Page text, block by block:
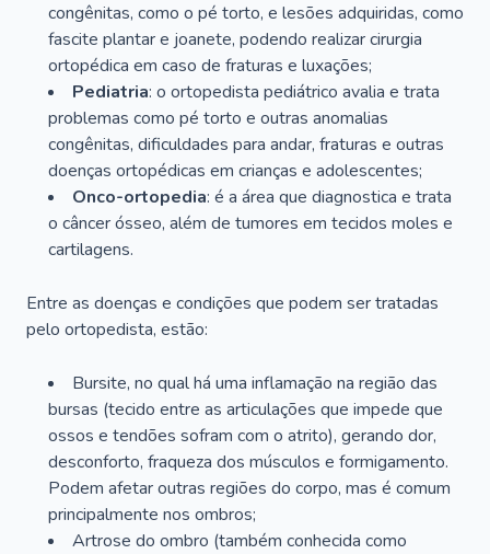
congênitas, como o pé torto, e lesões adquiridas, como
fascite plantar e joanete, podendo realizar cirurgia
ortopédica em caso de fraturas e luxações;
Pediatria: o ortopedista pediátrico avalia e trata
problemas como pé torto e outras anomalias
congênitas, dificuldades para andar, fraturas e outras
doenças ortopédicas em crianças e adolescentes;
Onco-ortopedia: é a área que diagnostica e trata
o câncer ósseo, além de tumores em tecidos moles e
cartilagens.
Entre as doenças e condições que podem ser tratadas
pelo ortopedista, estão:
Bursite, no qual há uma inflamação na região das
bursas (tecido entre as articulações que impede que
ossos e tendões sofram com o atrito), gerando dor,
desconforto, fraqueza dos músculos e formigamento.
Podem afetar outras regiões do corpo, mas é comum
principalmente nos ombros;
Artrose do ombro (também conhecida como